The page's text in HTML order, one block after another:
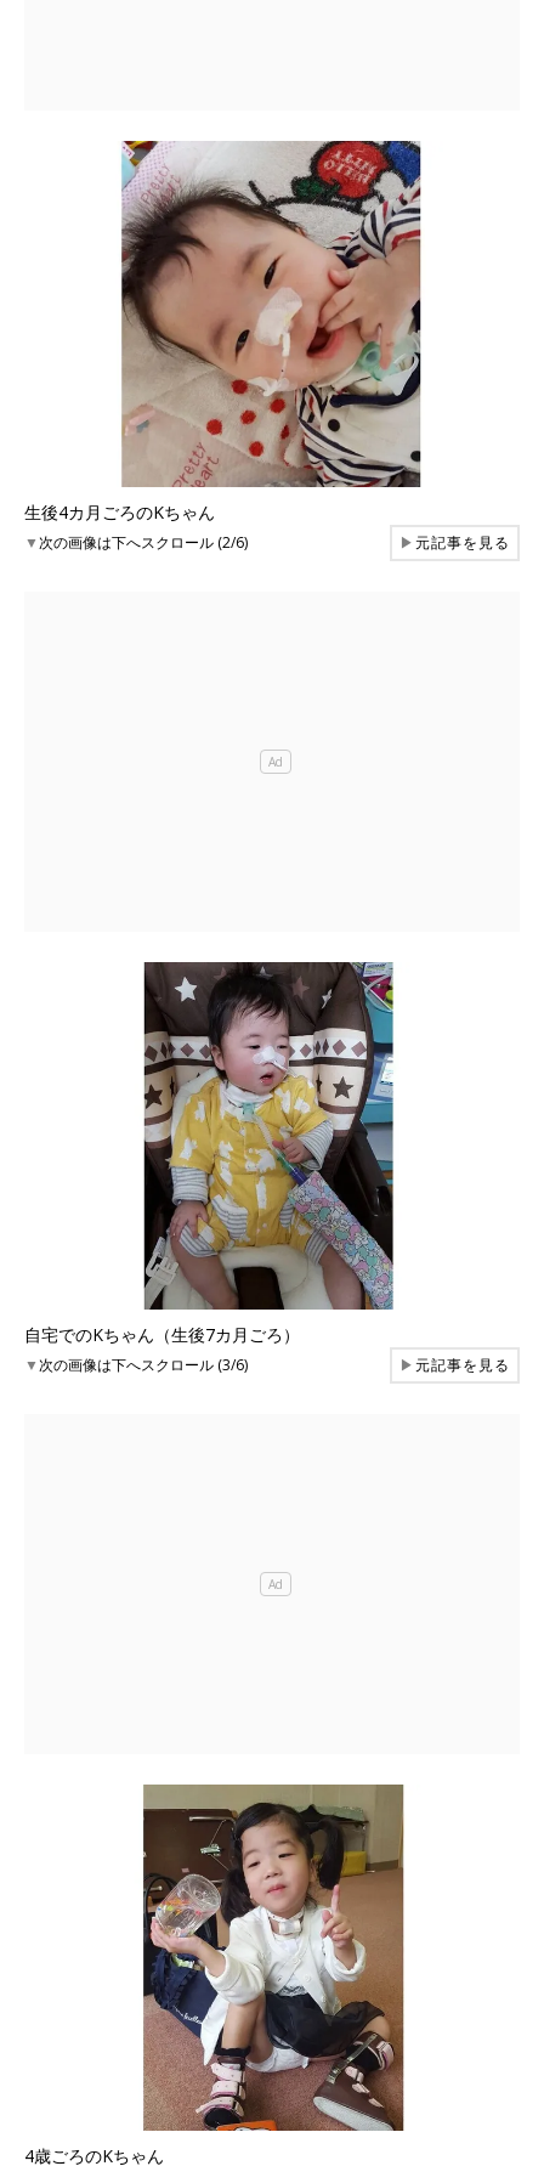
生後4カ月ごろのKちゃん
▼次の画像は下へスクロール (2/6) ▶元記事を見る
自宅でのKちゃん（生後7カ月ごろ）
▼次の画像は下へスクロール (3/6) ▶元記事を見る
4歳ごろのKちゃん